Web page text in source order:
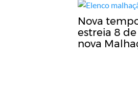
Nova
estreia 8
nova